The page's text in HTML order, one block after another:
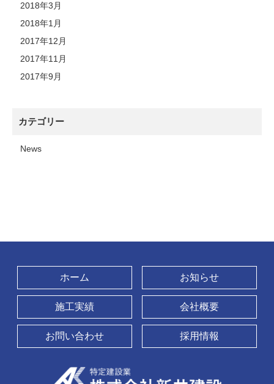
2018年3月
2018年1月
2017年12月
2017年11月
2017年9月
カテゴリー
News
ホーム お知らせ
施工実績 会社概要
お問い合わせ 採用情報